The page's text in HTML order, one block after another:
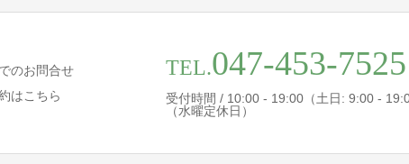
のお問合せ
はこちら
TEL.047-453-7525
受付時間 / 10:00 - 19:00（土日: 9:00 -
（水曜定休日）